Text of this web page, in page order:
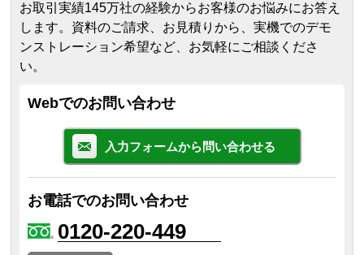
お取引実績145万社の経験からお客様のお悩みにお答え
します。 資料のご請求、お見積りから、実機でのデモ
ンストレーション希望など、お気軽にご相談くださ
い。
Webでのお問い合わせ
入力フォームから問い合わせる
お電話でのお問い合わせ
0120-220-449